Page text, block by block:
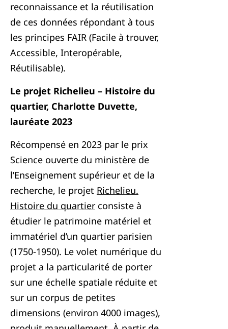
reconnaissance et la réutilisation
de ces données répondant à tous
les principes FAIR (Facile à trouver,
Accessible, Interopérable,
Réutilisable).
Le projet Richelieu – Histoire du
quartier, Charlotte Duvette,
lauréate 2023
Récompensé en 2023 par le prix
Science ouverte du ministère de
l’Enseignement supérieur et de la
recherche, le projet Richelieu.
Histoire du quartier consiste à
étudier le patrimoine matériel et
immatériel d’un quartier parisien
(1750-1950). Le volet numérique du
projet a la particularité de porter
sur une échelle spatiale réduite et
sur un corpus de petites
dimensions (environ 4000 images),